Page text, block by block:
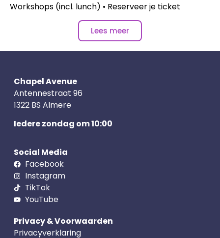
Workshops (incl. lunch) • Reserveer je ticket
Lees meer
Chapel Avenue
Antennestraat 96
1322 BS Almere
Iedere zondag om 10:00
Social Media
Facebook
Instagram
TikTok
YouTube
Privacy & Voorwaarden
Privacyverklaring